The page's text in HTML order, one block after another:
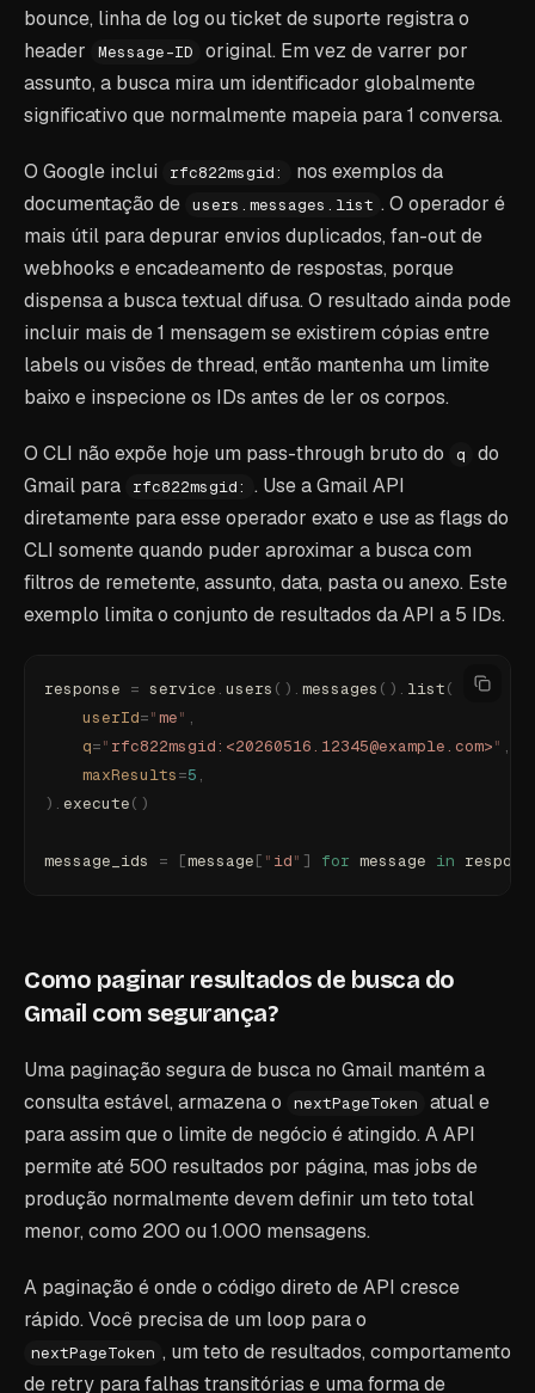
bounce, linha de log ou ticket de suporte registra o
header
Message-ID
original. Em vez de varrer por
assunto, a busca mira um identificador globalmente
significativo que normalmente mapeia para 1 conversa.
O Google inclui rfc822msgid:
nos exemplos da
documentação de users.messages.list . O operador é
mais útil para depurar envios duplicados, fan-out de
webhooks e encadeamento de respostas, porque
dispensa a busca textual difusa. O resultado ainda pode
incluir mais de 1 mensagem se existirem cópias entre
labels ou visões de thread, então mantenha um limite
baixo e inspecione os IDs antes de ler os corpos.
O CLI não expõe hoje um pass-through bruto do q
do
Gmail para
rfc822msgid: . Use a Gmail API
diretamente para esse operador exato e use as flags do
CLI somente quando puder aproximar a busca com
filtros de remetente, assunto, data, pasta ou anexo. Este
exemplo limita o conjunto de resultados da API a 5 IDs.
response = service . users (). messages (). list(
    userId
="me" ,
    q
=" rfc822msgid:<20260516.12345@example.com>" ,
    maxResults
=5 ,
). execute()
message_ids = [message[ " id" ] for message in
Como paginar resultados de busca do
Gmail com segurança?
Uma paginação segura de busca no Gmail mantém a
consulta estável, armazena o
nextPageToken
atual e
para assim que o limite de negócio é atingido. A API
permite até 500 resultados por página, mas jobs de
produção normalmente devem definir um teto total
menor, como 200 ou 1.000 mensagens.
A paginação é onde o código direto de API cresce
rápido. Você precisa de um loop para o
nextPageToken , um teto de resultados, comportamento
de retry para falhas transitórias e uma forma de